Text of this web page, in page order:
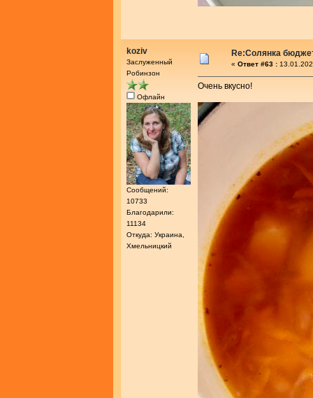
koziv
Заслуженный
Робинзон
Офлайн
Сообщений:
10733
Благодарили:
11134
Откуда: Украина,
Хмельницкий
Re:Солянка
« Ответ #63 :
Очень вкусно!